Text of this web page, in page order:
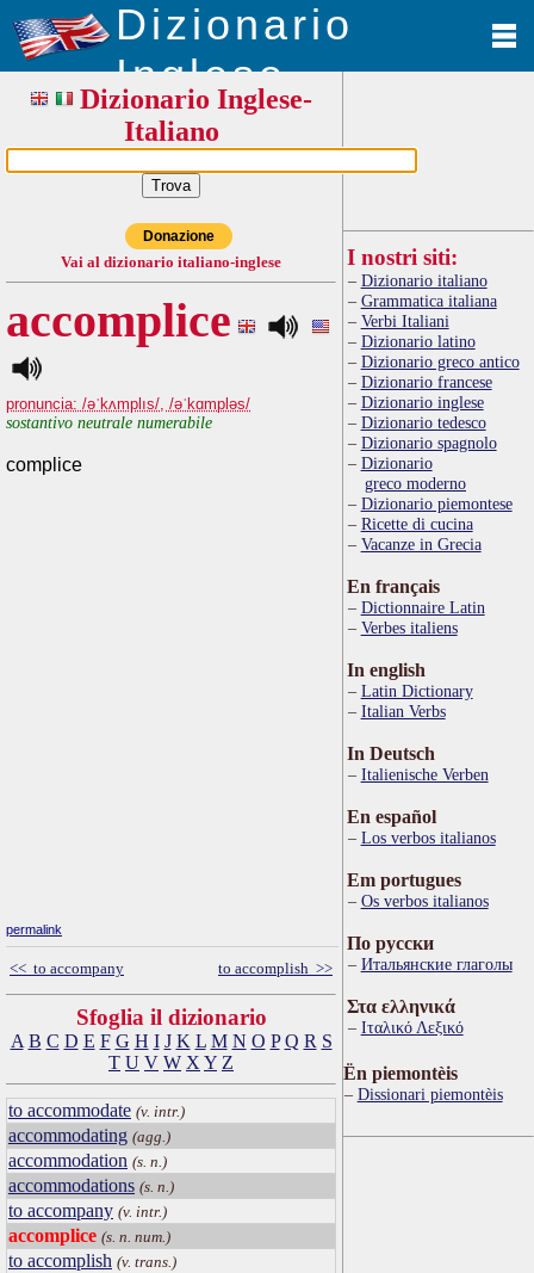
Dizionario
Inglese
Dizionario Inglese-
Italiano
Donazione
Vai al dizionario italiano-inglese
accomplice
pronuncia: /əˈkʌmplıs/, /əˈkɑmpləs/
sostantivo neutrale numerabile
complice
permalink
<< to accompany to accomplish >>
Sfoglia il dizionario
A B C D E F G H I J K L M N O P Q R S
T U V W X Y Z
to accommodate (v. intr.)
accommodating (agg.)
accommodation (s. n.)
accommodations (s. n.)
to accompany (v. intr.)
accomplice (s. n. num.)
to accomplish (v. trans.)
I nostri siti:
Dizionario italiano
Grammatica italiana
Verbi Italiani
Dizionario latino
Dizionario greco antico
Dizionario francese
Dizionario inglese
Dizionario tedesco
Dizionario spagnolo
Dizionario
greco moderno
Dizionario piemontese
Ricette di cucina
Vacanze in Grecia
En français
Dictionnaire Latin
Verbes italiens
In english
Latin Dictionary
Italian Verbs
In Deutsch
Italienische Verben
En español
Los verbos italianos
Em portugues
Os verbos italianos
По русски
Итальянские глаголы
Στα ελληνικά
Ιταλικό Λεξικό
Ën piemontèis
Dissionari piemontèis